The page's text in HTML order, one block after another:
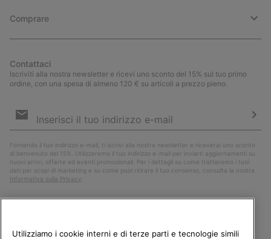
Comprare
Contattaci
Iscriviti alla nostra newsletter e ricevi uno sconto del 15% sul tuo primo
ordine, con una spesa di almeno 120 € su articoli a prezzo pieno.
e-
Fornendo il tuo indirizzo e-mail, ti iscrivi alla nostra newsletter e riceverai uno sconto
di benvenuto del 15%. Utilizzeremo il tuo indirizzo e-mail per inviarti aggiornamenti su
nuovi arrivi, offerte ed eventi promozionali. Per i dettagli su come tratteremo i tuoi
dati per scopi di marketing e su come puoi ritirare il tuo consenso, consulta la nostra
Informativa sulla Privacy
Utilizziamo i cookie interni e di terze parti e tecnologie simili